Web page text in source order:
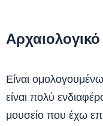
Είναι
είναι πολύ
μουσείο που έχω